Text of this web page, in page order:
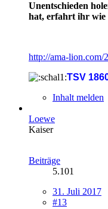
Unentschieden
hat, erfahrt ihr wie
http://ama-lion.com/
TSV
Inhalt melden
Loewe
Kaiser
Beiträge
5.101
31. Juli 2017
#13